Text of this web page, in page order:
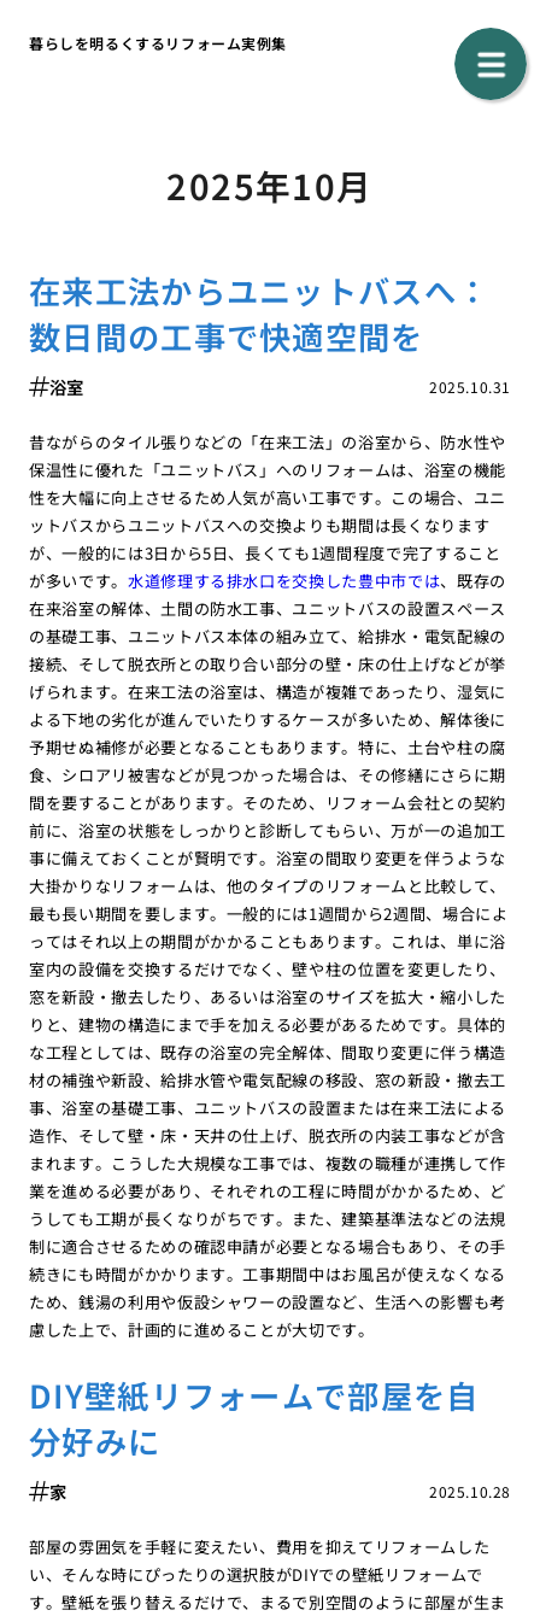
暮らしを明るくするリフォーム実例集
2025年10月
在来工法からユニットバスへ：
数日間の工事で快適空間を
2025.10.31
浴室
昔ながらのタイル張りなどの「在来工法」の浴室から、防水性や
保温性に優れた「ユニットバス」へのリフォームは、浴室の機能
性を大幅に向上させるため人気が高い工事です。この場合、ユニ
ットバスからユニットバスへの交換よりも期間は長くなります
が、一般的には3日から5日、長くても1週間程度で完了すること
が多いです。 水道修理する排水口を交換した豊中市では、既存の
在来浴室の解体、土間の防水工事、ユニットバスの設置スペース
の基礎工事、ユニットバス本体の組み立て、給排水・電気配線の
接続、そして脱衣所との取り合い部分の壁・床の仕上げなどが挙
げられます。在来工法の浴室は、構造が複雑であったり、湿気に
よる下地の劣化が進んでいたりするケースが多いため、解体後に
予期せぬ補修が必要となることもあります。特に、土台や柱の腐
食、シロアリ被害などが見つかった場合は、その修繕にさらに期
間を要することがあります。そのため、リフォーム会社との契約
前に、浴室の状態をしっかりと診断してもらい、万が一の追加工
事に備えておくことが賢明です。浴室の間取り変更を伴うような
大掛かりなリフォームは、他のタイプのリフォームと比較して、
最も長い期間を要します。一般的には1週間から2週間、場合によ
ってはそれ以上の期間がかかることもあります。これは、単に浴
室内の設備を交換するだけでなく、壁や柱の位置を変更したり、
窓を新設・撤去したり、あるいは浴室のサイズを拡大・縮小した
りと、建物の構造にまで手を加える必要があるためです。具体的
な工程としては、既存の浴室の完全解体、間取り変更に伴う構造
材の補強や新設、給排水管や電気配線の移設、窓の新設・撤去工
事、浴室の基礎工事、ユニットバスの設置または在来工法による
造作、そして壁・床・天井の仕上げ、脱衣所の内装工事などが含
まれます。こうした大規模な工事では、複数の職種が連携して作
業を進める必要があり、それぞれの工程に時間がかかるため、ど
うしても工期が長くなりがちです。また、建築基準法などの法規
制に適合させるための確認申請が必要となる場合もあり、その手
続きにも時間がかかります。工事期間中はお風呂が使えなくなる
ため、銭湯の利用や仮設シャワーの設置など、生活への影響も考
慮した上で、計画的に進めることが大切です。
DIY壁紙リフォームで部屋を自
分好みに
2025.10.28
家
部屋の雰囲気を手軽に変えたい、費用を抑えてリフォームした
い、そんな時にぴったりの選択肢がDIYでの壁紙リフォームで
す。壁紙を張り替えるだけで、まるで別空間のように部屋が生ま